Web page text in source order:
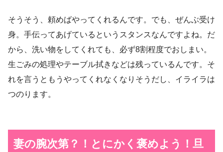
そうそう、頼めばやってくれるんです。でも、ぜんぶ受け
身。手伝ってあげているというスタンスなんですよね。だ
から、洗い物をしてくれても、必ず8割程度でおしまい。
生ごみの処理やテーブル拭きなどは残っているんです。そ
れを言うともうやってくれなくなりそうだし、イライラは
つのります。
妻の腕次第？！とにかく褒めよう！旦